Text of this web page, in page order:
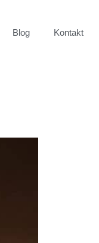
Blog Kontakt